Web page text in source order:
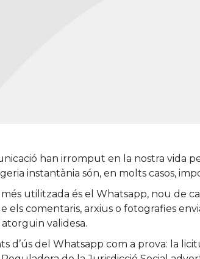
han irromput en la nostra vida
instantània són, en molts casos,
utilitzada és el Whatsapp, nou de
els comentaris, arxius o fotografies
validesa.
d’ús del Whatsapp com a prova: la